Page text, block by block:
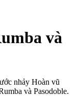
và
nhảy Hoàn vũ
và Pasodoble.